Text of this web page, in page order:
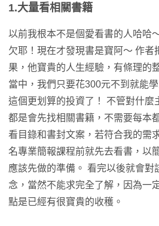
1.大量看相關書籍
以前我根本不是個愛看書的人哈哈
欠耶！現在才發現書是寶阿～ 作者
果，他寶貴的人生經驗，有條理的
當中，我們只要花300元不到就能
這個更划算的投資了！ 不管對什麼
都是會先找相關書籍，不需要每本
看目錄和書封文案，若符合我的需
名專業簡報課程前就先去看書，以
應該先做的準備。 看完以後就會對
念，當然不能求完全了解，因為一
點是已經有很寶貴的收穫。